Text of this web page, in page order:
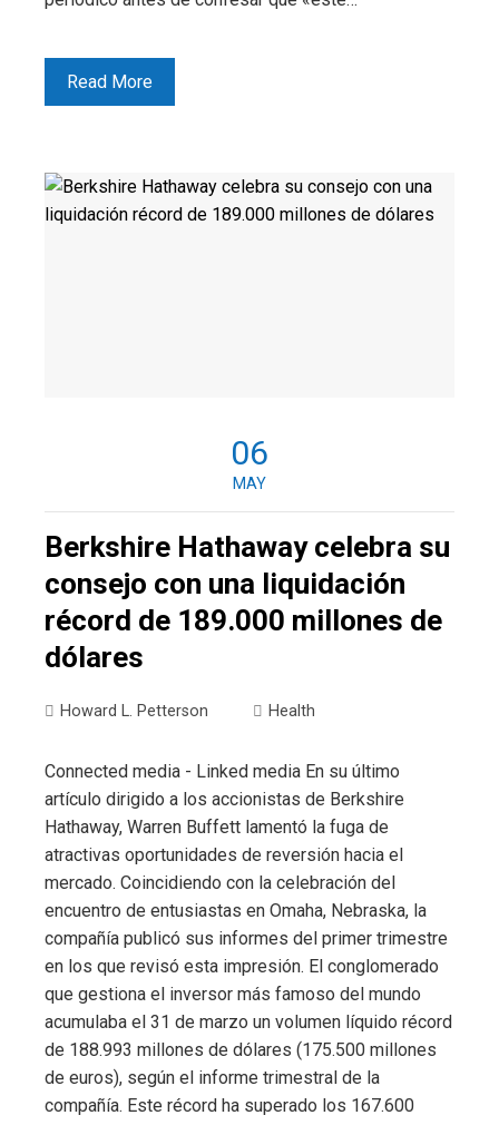
Read More
06
MAY
Berkshire Hathaway celebra su
consejo con una liquidación
récord de 189.000 millones de
dólares
Howard L. Petterson Health
Connected media - Linked media En su último
artículo dirigido a los accionistas de Berkshire
Hathaway, Warren Buffett lamentó la fuga de
atractivas oportunidades de reversión hacia el
mercado. Coincidiendo con la celebración del
encuentro de entusiastas en Omaha, Nebraska, la
compañía publicó sus informes del primer trimestre
en los que revisó esta impresión. El conglomerado
que gestiona el inversor más famoso del mundo
acumulaba el 31 de marzo un volumen líquido récord
de 188.993 millones de dólares (175.500 millones
de euros), según el informe trimestral de la
compañía. Este récord ha superado los 167.600